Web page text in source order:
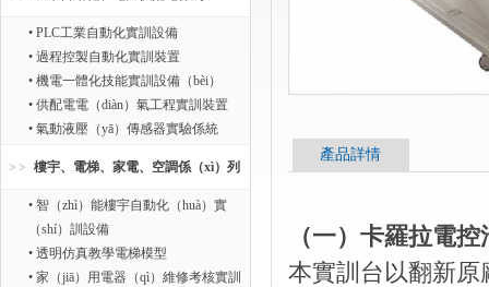
• PLC工業自動化實訓設備
• 過程控製自動化實訓裝置
• 機電一體化技能實訓設備（bèi）
• 供配電電（diàn）氣工程實訓裝置
• 氣動液壓（yā）傳感器實驗係統
樓宇、電梯、家電、空調係（xì）列
• 智（zhì）能樓宇自動化（huà）實
（shí）訓設備
• 透明仿真教學電梯模型
• 家（jiā）用電器（qì）維修考核實訓
產品詳情
（一）卡羅拉電
本實訓台以翻新原